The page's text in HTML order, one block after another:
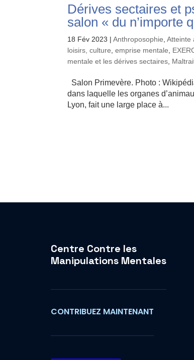
Dérives sectaires et
salon « du n’importe
18 Fév 2023 |Anthroposophie ,Atteinte
loisirs, culture ,emprise mentale
mentale et les dérives sectaires
Salon Primevère. Photo :
dans laquelle les organes
Lyon, fait une large place à...
Centre Contre les
Manipulations Mentales
CONTRIBUEZ MAINTENANT